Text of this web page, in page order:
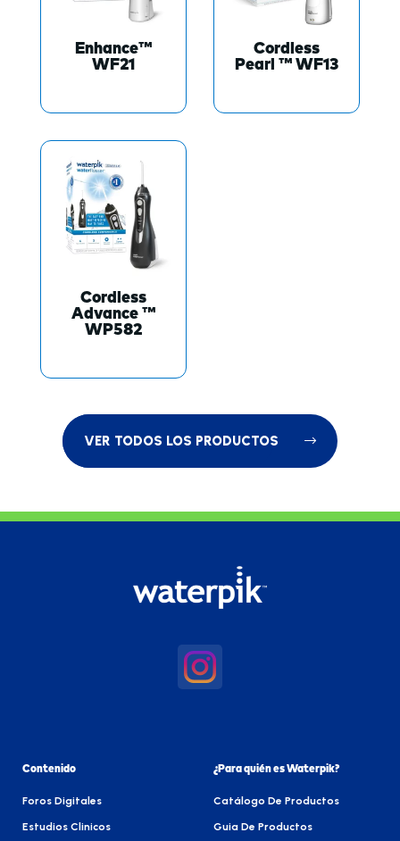
Enhance™
WF21
Cordless
Pearl ™ WF13
Cordless
Advance ™
WP582
VER TODOS LOS PRODUCTOS
Contenido
Foros Digitales
Estudios Clinicos
¿Para quién es Waterpik?
Catálogo De Productos
Guia De Productos